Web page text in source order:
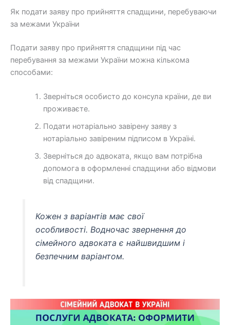
Як подати заяву про прийняття спадщини, перебуваючи
за межами України
Подати заяву про прийняття спадщини під час
перебування за межами України можна кількома
способами:
Зверніться особисто до консула країни, де ви
проживаєте.
Подати нотаріально завірену заяву з
нотаріально завіреним підписом в Україні.
Зверніться до адвоката, якщо вам потрібна
допомога в оформленні спадщини або відмови
від спадщини.
Кожен з варіантів має свої
особливості. Водночас звернення до
сімейного адвоката є найшвидшим і
безпечним варіантом.